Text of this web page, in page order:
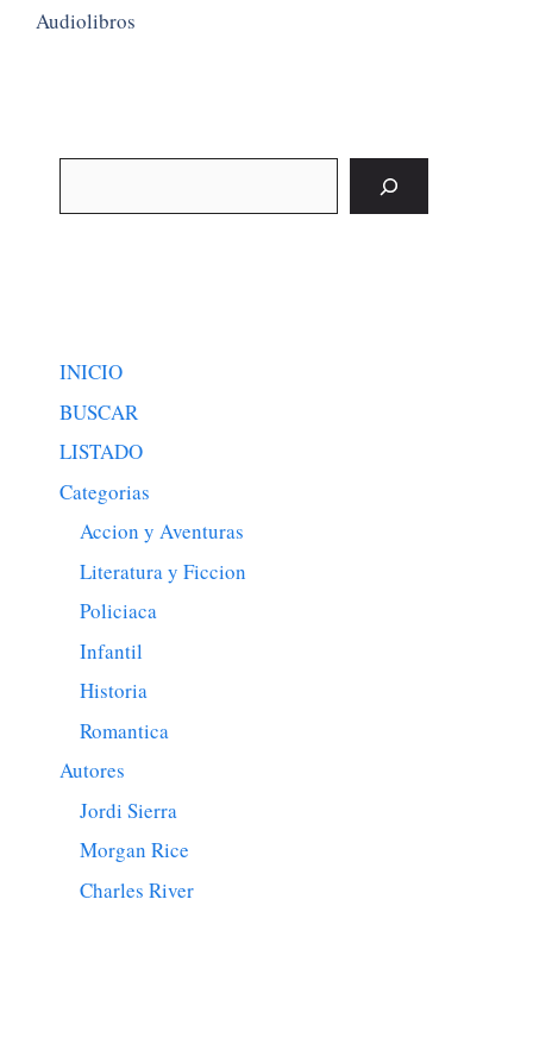
Audiolibros
INICIO
BUSCAR
LISTADO
Categorias
Accion y Aventuras
Literatura y Ficcion
Policiaca
Infantil
Historia
Romantica
Autores
Jordi Sierra
Morgan Rice
Charles River